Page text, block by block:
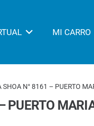
MI CARRO
SHOA N° 8161 – PUERTO
PUERTO